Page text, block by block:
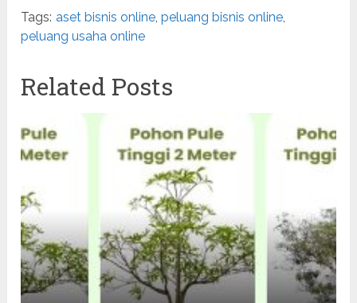
Tags: aset bisnis online,peluang bisnis online,
peluang usaha online
Related Posts